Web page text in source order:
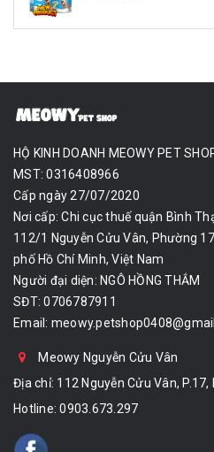
HỘ KINH DOANH MEOWY PET
MST: 0316408966
Cấp ngày 27/07/2020
Nơi cấp: Chi cục thuế quận Bình
112/1 Nguyễn Cửu Vân, Phường
phố Hồ Chí Minh, Việt Nam
Người đại diện: NGÔ HỒNG THẮM
SĐT: 0706787911
Email:
Meowy Nguyễn Cửu Vân
Địa chỉ: 112 Nguyễn Cửu Vân, P.17,
Hotline:0903.673.297